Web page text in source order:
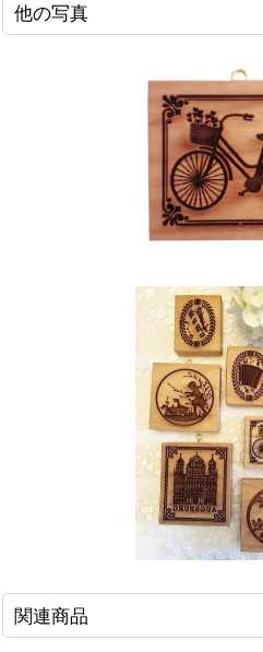
他の写真
関連商品